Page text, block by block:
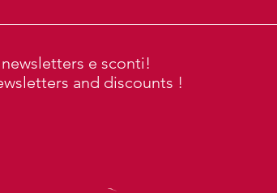
e sconti!
and discounts !